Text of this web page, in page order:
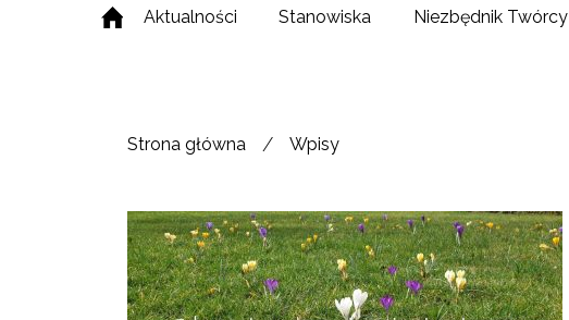
Aktualności Stanowiska Niezbędnik Twórcy
Strona główna / Wpisy